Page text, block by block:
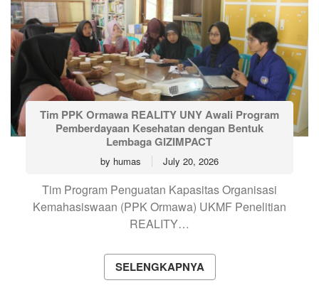
Tim PPK Ormawa REALITY UNY Awali Program
Pemberdayaan Kesehatan dengan Bentuk
Lembaga GIZIMPACT
by humas July 20, 2026
Tim Program Penguatan Kapasitas Organisasi
Kemahasiswaan (PPK Ormawa) UKMF Penelitian
REALITY…
SELENGKAPNYA